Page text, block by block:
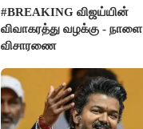
#BREAKING விஜய்யின்
விவாகரத்து வழக்கு - நாளை
விசாரணை